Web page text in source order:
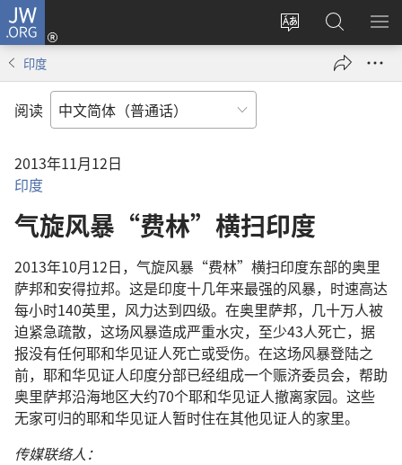
JW.ORG
更
登
录
（打
搜
索
JW.ORG
显
印度
阅读
2013年11月12日
印度
气旋风暴“费林”横扫印度
2013年10月12日，气旋风暴“费林”横扫印度东部的奥里
萨邦和安得拉邦。这是印度十几年来最强的风暴，时速高达
每小时140英里，风力达到四级。在奥里萨邦，几十万人被
迫紧急疏散，这场风暴造成严重水灾，至少43人死亡，据
报没有任何耶和华见证人死亡或受伤。在这场风暴登陆之
前，耶和华见证人印度分部已经组成一个赈济委员会，帮助
奥里萨邦沿海地区大约70个耶和华见证人撤离家园。这些
无家可归的耶和华见证人暂时住在其他见证人的家里。
传媒联络人：